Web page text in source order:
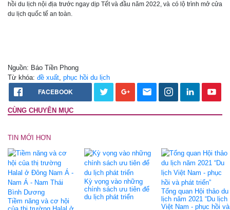
hồi du lịch nội địa trước ngay dịp Tết và đầu năm 2022, và có lộ trình mở cửa
du lịch quốc tế an toàn.
Nguồn: Báo Tiền Phong
Từ khóa: đề xuất, phục hồi du lịch
FACEBOOK
CÙNG CHUYÊN MỤC
TIN MỚI HƠN
Tiềm năng và cơ hội
Kỳ vọng vào những
chính sách ưu tiên để
du lịch phát triển
Tổng quan Hội thảo du
lịch năm 2021 “Du lịch
Việt Nam - phục hồi và